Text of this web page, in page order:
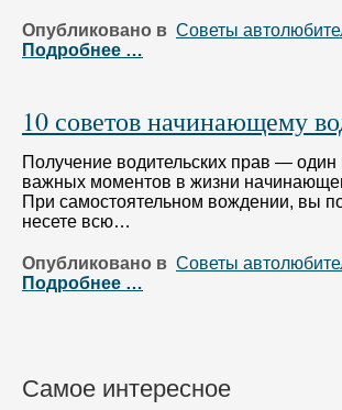
Опубликовано в Советы
Подробнее …
10 советов начинающему
Получение водительских прав — один
важных моментов в жизни
При самостоятельном вождении, вы
несете всю…
Опубликовано в Советы
Подробнее …
Самое интересное